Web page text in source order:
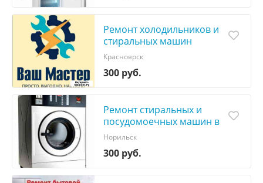
Ремонт холодильников и
стиральных машин
300 руб.
Красноярск
Ремонт стиральных и
посудомоечных машин в
Норильск
300 руб.
Норильск